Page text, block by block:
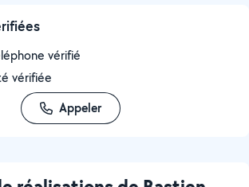
vérifié
vérifiée
Appeler